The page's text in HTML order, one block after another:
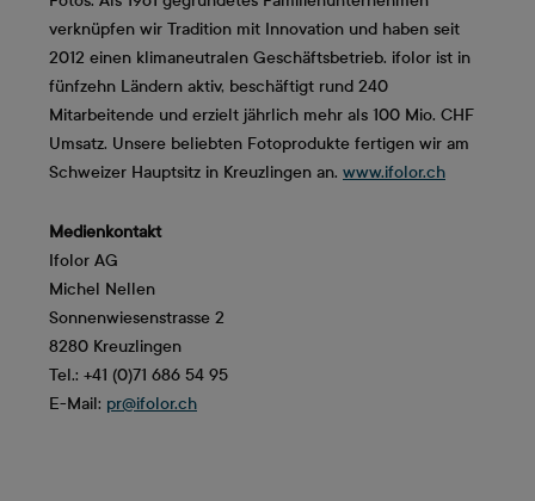
verknüpfen wir Tradition mit Innovation und haben seit
2012 einen klimaneutralen Geschäftsbetrieb. ifolor ist in
fünfzehn Ländern aktiv, beschäftigt rund 240
Mitarbeitende und erzielt jährlich mehr als 100 Mio. CHF
Umsatz. Unsere beliebten Fotoprodukte fertigen wir am
Schweizer Hauptsitz in Kreuzlingen an. www.ifolor.ch
Medienkontakt
Ifolor AG
Michel Nellen
Sonnenwiesenstrasse 2
8280 Kreuzlingen
Tel.: +41 (0)71 686 54 95
E-Mail: pr@ifolor.ch